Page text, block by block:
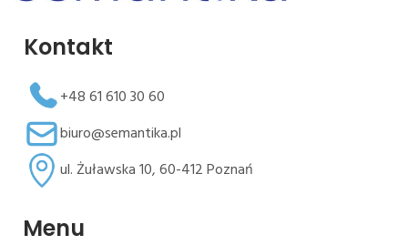
Kontakt
+48 61 610 30 60
biuro@semantika.pl
ul. Żuławska 10, 60-412 Poznań
Menu